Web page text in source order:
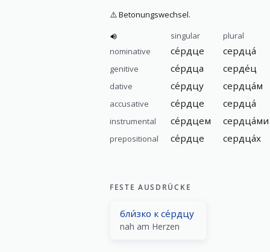
⚠️Betonungswechsel.
singular
plural
nominative
се́рдце сердца́
genitive се́рдца серде́ц
dative се́рдцу сердца́м
accusative се́рдце сердца́
instrumental се́рдцем сердца́ми
prepositional се́рдце сердца́х
FESTE AUSDRÜCKE
бли́зко к се́рдцу
nah am Herzen